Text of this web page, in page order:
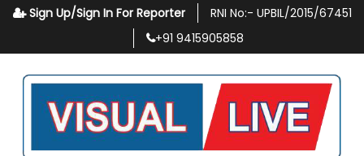
Sign Up/Sign In For Reporter RNI No:- UPBIL/2015/67451
+91 9415905858